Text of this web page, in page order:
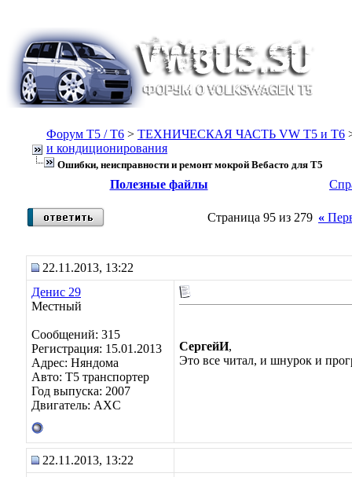
Форум Т5 / T6 > ТЕХНИЧЕСКАЯ ЧАСТЬ VW T5 и T6
и кондиционирования
Ошибки, неисправности и ремонт мокрой Вебасто для Т5
Полезные файлы
Страница 95 из 279 «
22.11.2013, 13:22
Денис 29
Местный
Сообщений: 315
Регистрация: 15.01.2013
Адрес: Няндома
Авто: T5 транспортер
Год выпуска: 2007
Двигатель: AXC
СергейИ,
Это все читал, и шнурок и
22.11.2013, 13:22